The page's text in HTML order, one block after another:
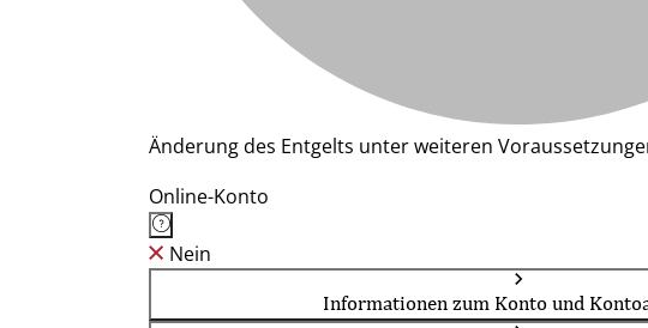
Änderung des Entgelts unter weiteren
Online-Konto
Nein
Informationen zum Konto und